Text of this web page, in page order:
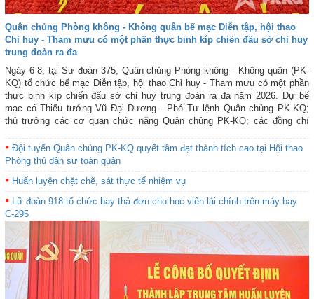
Quân chủng Phòng không - Không quân bế mạc Diễn tập, hội thao
Chỉ huy - Tham mưu có một phần thực binh kíp chiến đấu sở chỉ huy
trung đoàn ra đa
Ngày 6-8, tại Sư đoàn 375, Quân chủng Phòng không - Không quân (PK-
KQ) tổ chức bế mạc Diễn tập, hội thao Chỉ huy - Tham mưu có một phần
thực binh kíp chiến đấu sở chỉ huy trung đoàn ra đa năm 2026. Dự bế
mạc có Thiếu tướng Vũ Đại Dương - Phó Tư lệnh Quân chủng PK-KQ;
thủ trưởng các cơ quan chức năng Quân chủng PK-KQ; các đồng chí
năng các sư đoàn phòng không, lãnh đạo và kíp chiến đấu các đơn vị
tham gia Diễn tập, hội thao.
Đội tuyển Quân chủng PK-KQ quyết tâm đạt thành tích cao tại Hội thao
Phòng thủ dân sự toàn quân
Huấn luyện chặt chẽ, sát thực tế nhiệm vụ
Lữ đoàn 918 tổ chức bay thả đơn cho học viên lái chính trên máy bay
C-295